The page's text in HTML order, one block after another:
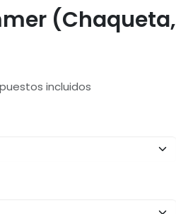
(Chaqueta,
incluidos